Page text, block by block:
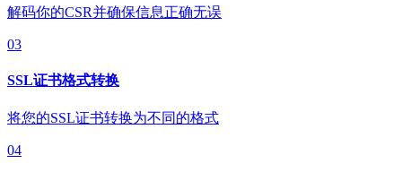
解码你的CSR并确保信息正确无误
03
SSL证书格式转换
将您的SSL证书转换为不同的格式
04